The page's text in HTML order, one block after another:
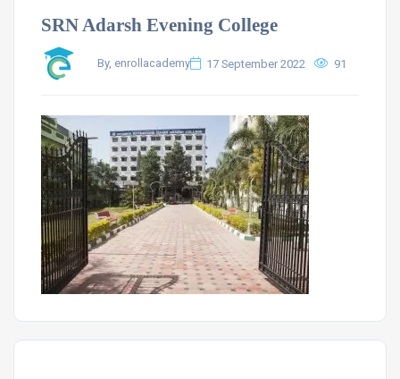
SRN Adarsh Evening College
By, enrollacademy 17 September 2022 91